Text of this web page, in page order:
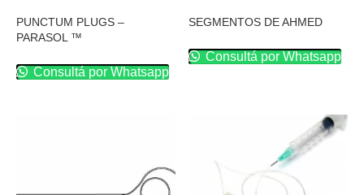
PUNCTUM PLUGS –
PARASOL ™
Consultá por Whatsapp
SEGMENTOS DE AHMED
Consultá por Whatsapp